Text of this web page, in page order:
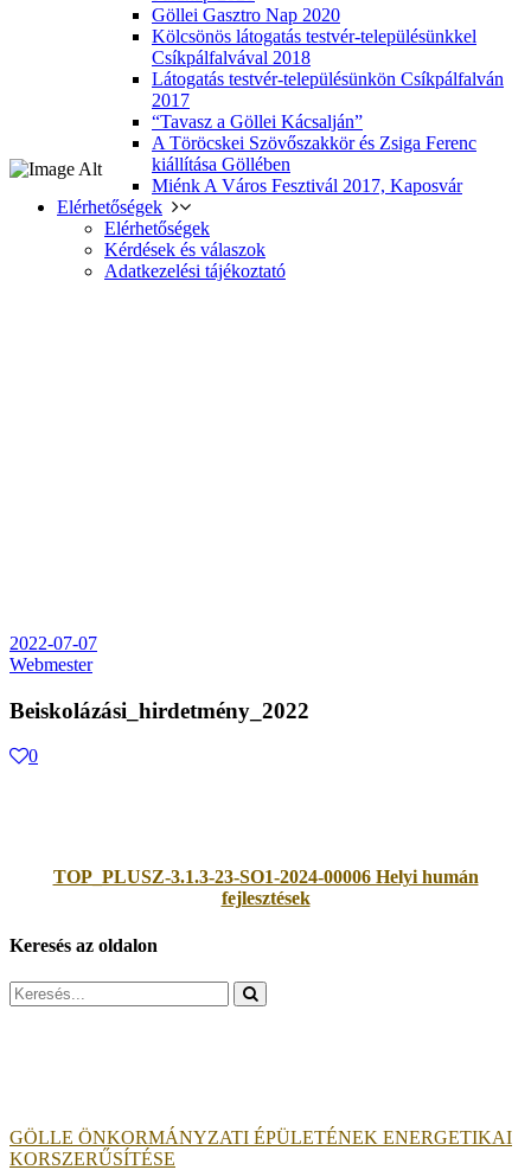
Göllei Gasztro Nap 2020
Kölcsönös látogatás testvér-településünkkel
Csíkpálfalvával 2018
Látogatás testvér-településünkön Csíkpálfalván
2017
“Tavasz a Göllei Kácsalján”
A Töröcskei Szövőszakkör és Zsiga Ferenc
kiállítása Göllében
Miénk A Város Fesztivál 2017, Kaposvár
Elérhetőségek
Elérhetőségek
Kérdések és válaszok
Adatkezelési tájékoztató
2022-07-07
Webmester
Beiskolázási_hirdetmény_2022
0
TOP_PLUSZ-3.1.3-23-SO1-2024-00006 Helyi humán
fejlesztések
Keresés az oldalon
Search
for:
GÖLLE ÖNKORMÁNYZATI ÉPÜLETÉNEK ENERGETIKAI
KORSZERŰSÍTÉSE